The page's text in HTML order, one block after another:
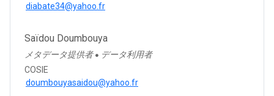
diabate34@yahoo.fr
Saïdou Doumbouya
メタデータ提供者 ● データ利用者
COSIE
doumbouyasaidou@yahoo.fr